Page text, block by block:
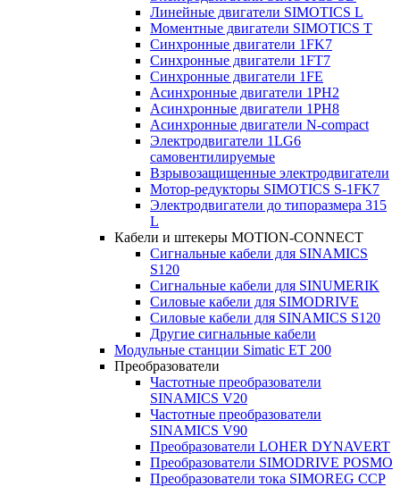
Линейные двигатели SIMOTICS L
Моментные двигатели SIMOTICS T
Синхронные двигатели 1FK7
Синхронные двигатели 1FT7
Синхронные двигатели 1FE
Асинхронные двигатели 1PH2
Асинхронные двигатели 1PH8
Асинхронные двигатели N-compact
Электродвигатели 1LG6
cамовентилируемые
Взрывозащищенные электродвигатели
Мотор-редукторы SIMOTICS S-1FK7
Электродвигатели до типоразмера 315
L
Кабели и штекеры MOTION-CONNECT
Сигнальные кабели для SINAMICS
S120
Сигнальные кабели для SINUMERIK
Силовые кабели для SIMODRIVE
Силовые кабели для SINAMICS S120
Другие сигнальные кабели
Модульные станции Simatic ET 200
Преобразователи
Частотные преобразователи
SINAMICS V20
Частотные преобразователи
SINAMICS V90
Преобразователи LOHER DYNAVERT
Преобразователи SIMODRIVE POSMO
Преобразователи тока SIMOREG CCP